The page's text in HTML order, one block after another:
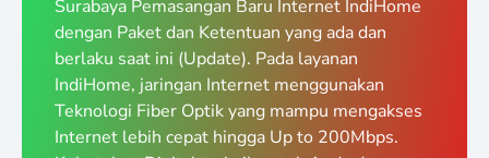
Surabaya Pemasangan Baru Internet IndiHome
dengan Paket dan Ketentuan yang ada dan
berlaku saat ini (Update). Pada layanan
IndiHome, jaringan Internet menggunakan
Teknologi Fiber Optik yang mampu mengakses
Internet lebih cepat hingga Up to 200Mbps.